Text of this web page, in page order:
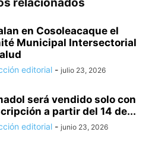
relacionados
en Cosoleacaque el
Municipal Intersectorial
editorial - julio 23, 2026
será vendido solo con
a partir del 14 de...
editorial - junio 23, 2026